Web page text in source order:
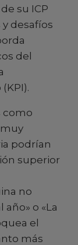
su ICP
desafíos
del
como
podrían
superior
no
o «La
el
más